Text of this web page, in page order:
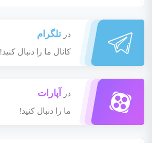
در تلگرام
کانال ما را دنبال کنید!
در آپارات
ما را دنبال کنید!